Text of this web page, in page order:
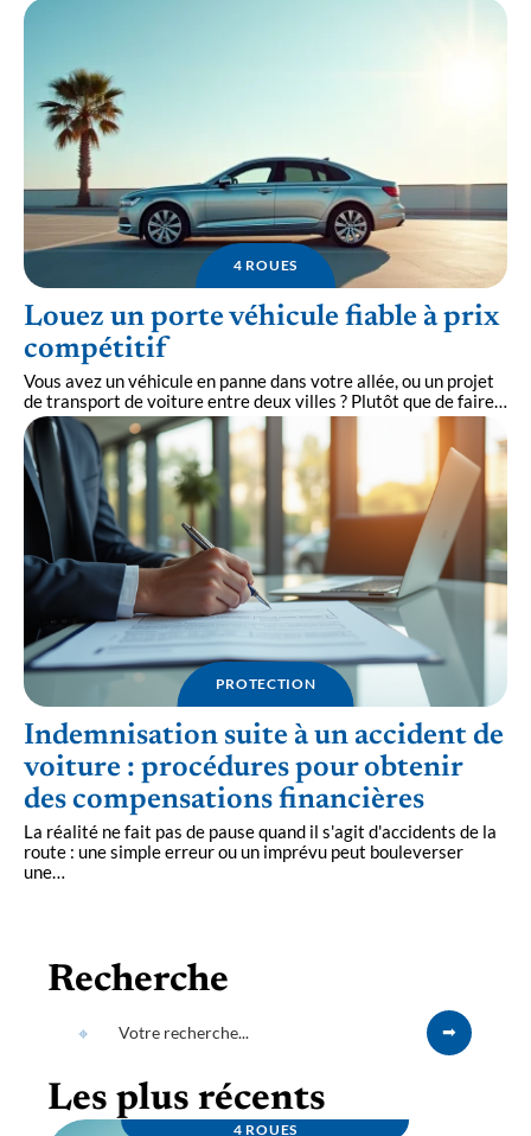
4 ROUES
Louez un porte véhicule fiable à prix
compétitif
Vous avez un véhicule en panne dans votre allée, ou un projet
de transport de voiture entre deux villes ? Plutôt que de faire…
PROTECTION
Indemnisation suite à un accident de
voiture : procédures pour obtenir
des compensations financières
La réalité ne fait pas de pause quand il s'agit d'accidents de la
route : une simple erreur ou un imprévu peut bouleverser
une…
Recherche
Les plus récents
4 ROUES